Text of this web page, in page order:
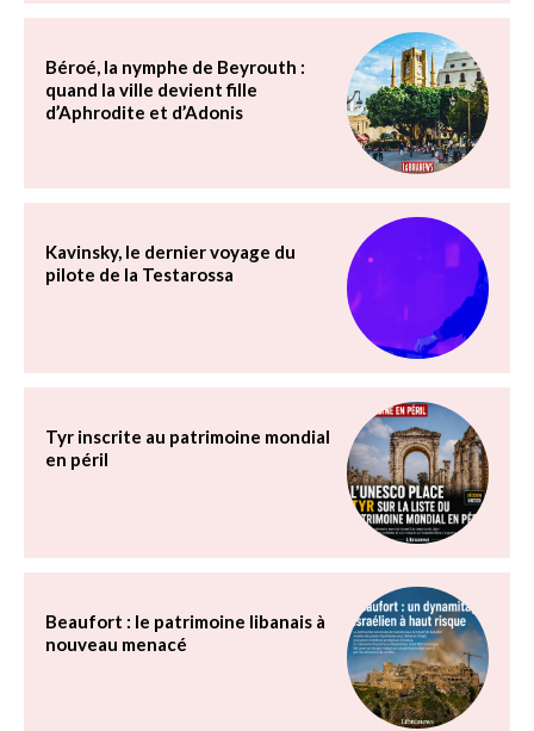
Béroé, la nymphe de Beyrouth :
quand la ville devient fille
d’Aphrodite et d’Adonis
Kavinsky, le dernier voyage du
pilote de la Testarossa
Tyr inscrite au patrimoine mondial
en péril
Beaufort : le patrimoine libanais à
nouveau menacé